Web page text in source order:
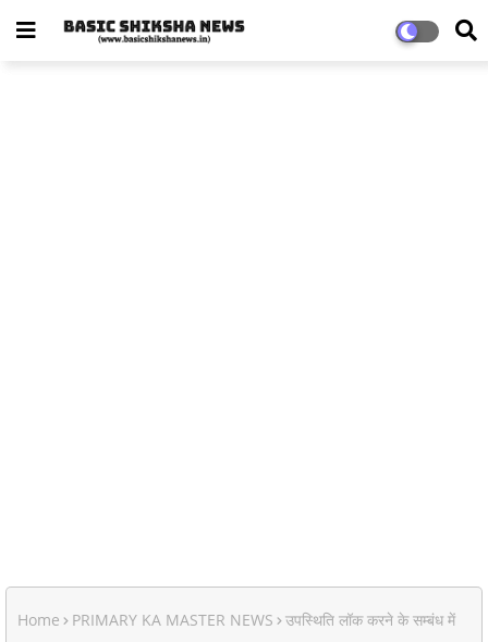
Home PRIMARY KA MASTER NEWS उपस्थिति लॉक करने के सम्बंध में